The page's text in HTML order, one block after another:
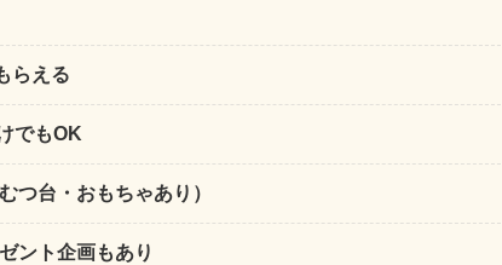
らえる
でもOK
つ台・おもちゃあり）
ント企画もあり